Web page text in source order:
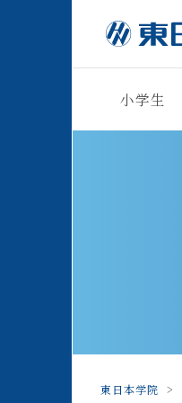
小学生
東日本学院 >